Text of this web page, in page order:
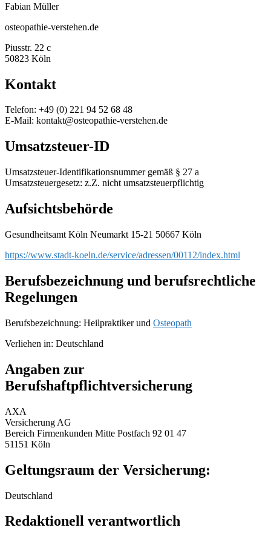
Fabian Müller
osteopathie-verstehen.de
Piusstr. 22 c
50823 Köln
Kontakt
Telefon: +49 (0) 221 94 52 68 48
E-Mail: kontakt@osteopathie-verstehen.de
Umsatzsteuer-ID
Umsatzsteuer-Identifikationsnummer gemäß § 27 a
Umsatzsteuergesetz: z.Z. nicht umsatzsteuerpflichtig
Aufsichtsbehörde
Gesundheitsamt Köln Neumarkt 15-21 50667 Köln
https://www.stadt-koeln.de/service/adressen/00112/index.html
Berufsbezeichnung und berufsrechtliche
Regelungen
Berufsbezeichnung: Heilpraktiker und Osteopath
Verliehen in: Deutschland
Angaben zur
Berufshaftpflichtversicherung
AXA
Versicherung AG
Bereich Firmenkunden Mitte Postfach 92 01 47
51151 Köln
Geltungsraum der Versicherung:
Deutschland
Redaktionell verantwortlich